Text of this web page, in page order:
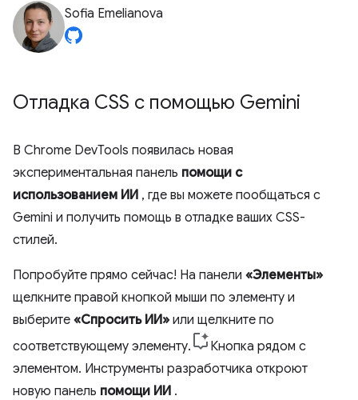
Sofia Emelianova
Отладка CSS с помощью Gemini
В Chrome DevTools появилась новая
экспериментальная панель помощи с
использованием ИИ , где вы можете пообщаться с
Gemini и получить помощь в отладке ваших CSS-
стилей.
Попробуйте прямо сейчас! На панели «Элементы»
щелкните правой кнопкой мыши по элементу и
выберите «Спросить ИИ» или щелкните по
соответствующему элементу.
Кнопка рядом с
элементом. Инструменты разработчика откроют
новую панель помощи ИИ .